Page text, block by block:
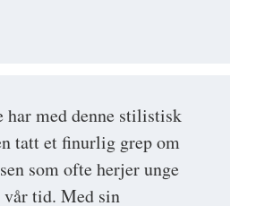
har med denne stilistisk
tatt et finurlig grep om
som ofte herjer unge
vår tid. Med sin